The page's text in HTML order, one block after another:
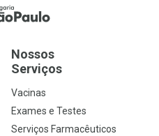
Nossos
Serviços
Vacinas
Exames e Testes
Serviços Farmacêuticos